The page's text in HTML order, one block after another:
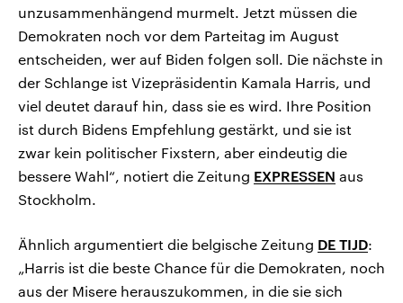
unzusammenhängend murmelt. Jetzt müssen die
Demokraten noch vor dem Parteitag im August
entscheiden, wer auf Biden folgen soll. Die nächste in
der Schlange ist Vizepräsidentin Kamala Harris, und
viel deutet darauf hin, dass sie es wird. Ihre Position
ist durch Bidens Empfehlung gestärkt, und sie ist
zwar kein politischer Fixstern, aber eindeutig die
bessere Wahl“, notiert die Zeitung EXPRESSEN aus
Stockholm.
Ähnlich argumentiert die belgische Zeitung DE TIJD:
„Harris ist die beste Chance für die Demokraten, noch
aus der Misere herauszukommen, in die sie sich